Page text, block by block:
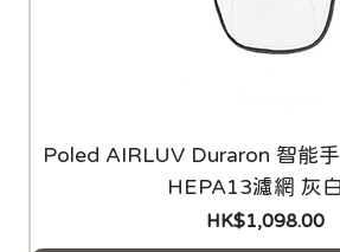
Poled AIRLUV Duraron 智能
HEPA13濾網 灰
價格
HK$1,098.00